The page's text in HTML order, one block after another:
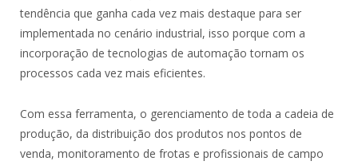
tendência que ganha cada vez mais destaque para ser
implementada no cenário industrial, isso porque com a
incorporação de tecnologias de automação tornam os
processos cada vez mais eficientes.
Com essa ferramenta, o gerenciamento de toda a cadeia de
produção, da distribuição dos produtos nos pontos de
venda, monitoramento de frotas e profissionais de campo